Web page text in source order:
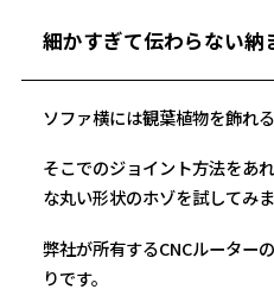
細かすぎて伝わらない納
ソファ横には観葉植物を飾れ
そこでのジョイント方法をあ
な丸い形状のホゾを試してみま
弊社が所有するCNCルーター
りです。